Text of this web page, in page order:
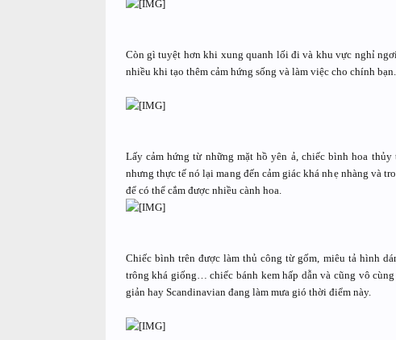
Còn gì tuyệt hơn khi xung quanh lối đi và khu vực nghỉ
nhiều khi tạo thêm cảm hứng sống và làm việc cho chính bạn.
Lấy cảm hứng từ những mặt hồ yên ả, chiếc bình hoa
nhưng thực tế nó lại mang đến cảm giác khá nhẹ nhàng và
để có thể cắm được nhiều cành hoa.
Chiếc bình trên được làm thủ công từ gốm, miêu tả hình
trông khá giống… chiếc bánh kem hấp dẫn và cũng vô
giản hay Scandinavian đang làm mưa gió thời điểm này.